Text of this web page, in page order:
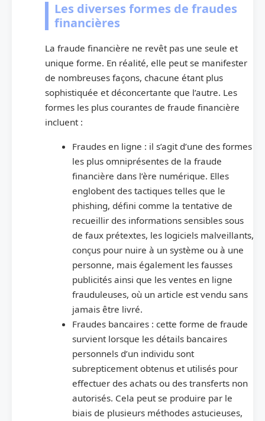
Les diverses formes de fraudes
financières
La fraude financière ne revêt pas une seule et
unique forme. En réalité, elle peut se manifester
de nombreuses façons, chacune étant plus
sophistiquée et déconcertante que l’autre. Les
formes les plus courantes de fraude financière
incluent :
Fraudes en ligne : il s’agit d’une des formes
les plus omniprésentes de la fraude
financière dans l’ère numérique. Elles
englobent des tactiques telles que le
phishing, défini comme la tentative de
recueillir des informations sensibles sous
de faux prétextes, les logiciels malveillants,
conçus pour nuire à un système ou à une
personne, mais également les fausses
publicités ainsi que les ventes en ligne
frauduleuses, où un article est vendu sans
jamais être livré.
Fraudes bancaires : cette forme de fraude
survient lorsque les détails bancaires
personnels d’un individu sont
subrepticement obtenus et utilisés pour
effectuer des achats ou des transferts non
autorisés. Cela peut se produire par le
biais de plusieurs méthodes astucieuses,